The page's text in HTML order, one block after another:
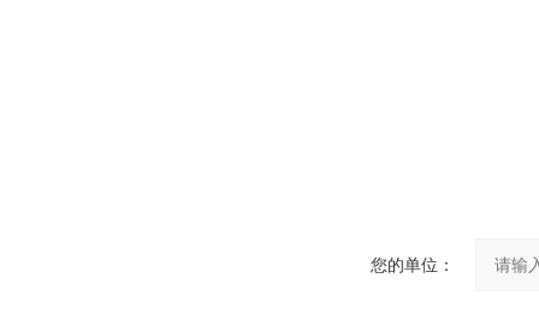
您的单位：